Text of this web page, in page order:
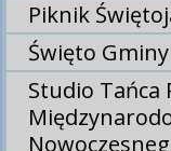
Piknik
Święto
Studio Tańca